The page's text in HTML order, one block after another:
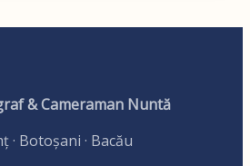
& Cameraman Nuntă
· Botoșani · Bacău